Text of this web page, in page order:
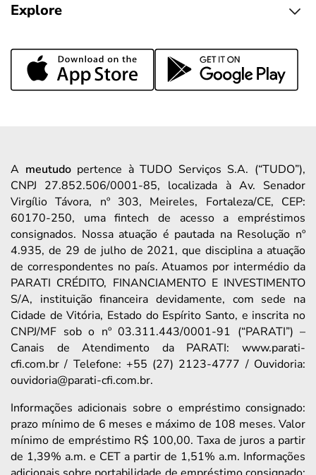
Explore
A meutudopertence à TUDO Serviços S.A. (“TUDO”),
CNPJ 27.852.506/0001-85, localizada à Av. Senador
Virgílio Távora, nº 303, Meireles, Fortaleza/CE, CEP:
60170-250, uma fintech de acesso a empréstimos
consignados. Nossa atuação é pautada na Resolução nº
4.935, de 29 de julho de 2021, que disciplina a atuação
de correspondentes no país. Atuamos por intermédio da
PARATI CRÉDITO, FINANCIAMENTO E INVESTIMENTO
S/A, instituição financeira devidamente, com sede na
Cidade de Vitória, Estado do Espírito Santo, e inscrita no
CNPJ/MF sob o nº 03.311.443/0001-91 (“PARATI”) –
Canais de Atendimento da PARATI: www.parati-
cfi.com.br / Telefone: +55 (27) 2123-4777 / Ouvidoria:
ouvidoria@parati-cfi.com.br.
Informações adicionais sobre o empréstimo consignado:
prazo mínimo de 6 meses e máximo de 108 meses. Valor
mínimo de empréstimo R$ 100,00. Taxa de juros a partir
de 1,39% a.m. e CET a partir de 1,51% a.m. Informações